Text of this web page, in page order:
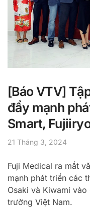
[Báo VTV]
đẩy mạnh
Smart,
21 Tháng 3, 2024
Fuji Medical ra mắt
mạnh phát triển các
Osaki và Kiwami
trường Việt Nam.